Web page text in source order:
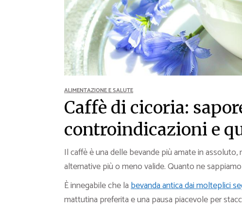
Video Ricette
Ricette per Ingrediente
ALIMENTAZIONE E SALUTE
Caffè di cicoria:
controindicazioni e
Il caffè è una delle bevande più amate in
alternative più o meno valide. Quanto ne
È innegabile che labevanda antica dai molteplici
mattutina preferita e una pausa piacevole per